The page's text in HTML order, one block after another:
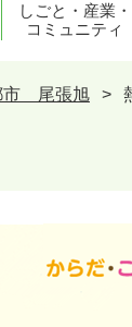
しごと・産業・
コミュニティ
市 尾張旭 >